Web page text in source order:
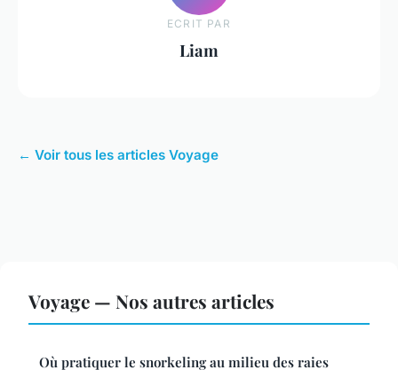
ECRIT PAR
Liam
← Voir tous les articles Voyage
Voyage — Nos autres articles
Où pratiquer le snorkeling au milieu des raies